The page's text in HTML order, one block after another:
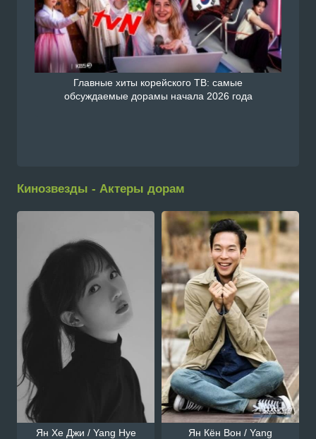
Главные хиты корейского ТВ: самые
обсуждаемые дорамы начала 2026 года
Кинозвезды - Актеры дорам
Ян Хе Джи / Yang Hye
Ян Кён Вон / Yang